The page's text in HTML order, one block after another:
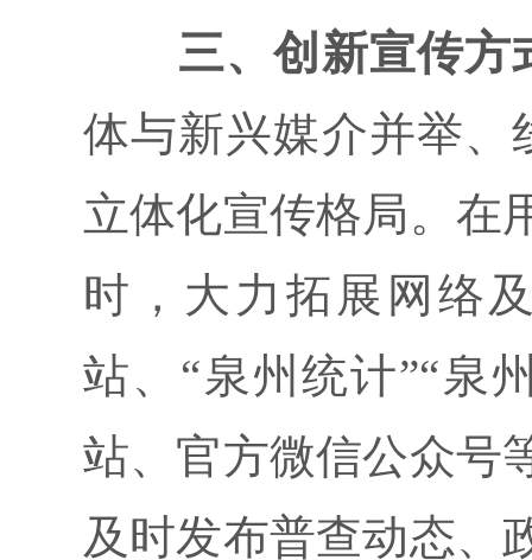
三、创新宣传方
体与新兴媒介并举、
立体化宣传格局。在
时，大力拓展网络
站、“泉州统计”“泉
站、官方微信公众号
及时发布普查动态、